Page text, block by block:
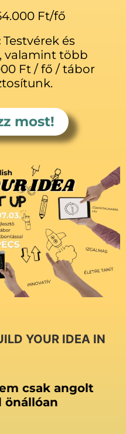
Ft/fő
Testvérek és
valamint több
Ft / fő / tábor
most!
YOUR IDEA IN
csak angolt
önállóan